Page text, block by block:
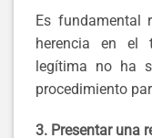
Es fundamental
herencia en el
legítima no ha
procedimiento
3. Presentar una